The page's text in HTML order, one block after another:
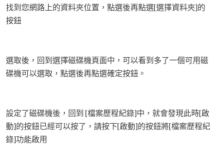
找到您網路上的資料夾位置，點選後再點選[選擇資料夾]的
按鈕
選取後，回到選擇磁碟機頁面中，可以看到多了一個可用磁
碟機可以選取，點選後再點選確定按鈕。
設定了磁碟機後，回到 [檔案歷程紀錄]中，就會發現此時[啟
動]的按鈕已經可以按了，請按下[啟動]的按鈕將[檔案歷程紀
錄]功能啟用